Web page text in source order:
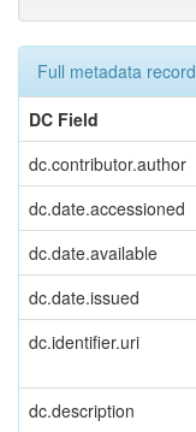
Full metadata record
DC Field
dc.contributor.author
dc.date.accessioned
dc.date.available
dc.date.issued
dc.identifier.uri
dc.description